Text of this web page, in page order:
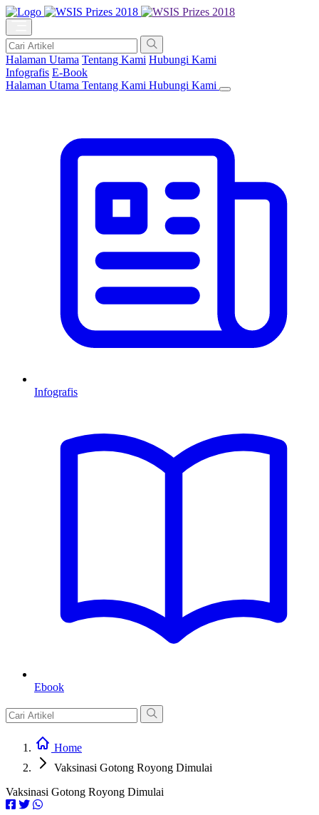
Halaman Utama Tentang Kami Hubungi Kami
Infografis E-Book
Halaman Utama Tentang Kami Hubungi Kami
Infografis
Ebook
Home
Vaksinasi Gotong Royong Dimulai
Vaksinasi Gotong Royong Dimulai